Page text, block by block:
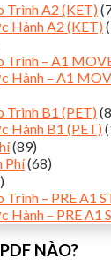
Trình A2 (KET)
Hành A2 (KET)
Trình – A1
Hành – A1
Trình B1 (PET)
Hành B1 (PET)
(89)
Phí(68)
Trình – PRE A1
Hành – PRE A1
NÀO?